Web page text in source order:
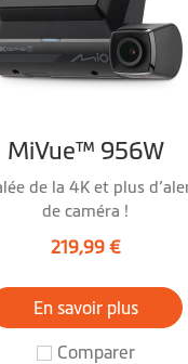
MiVue™ 956W
de la 4K et plus
de caméra !
219,99 €
En savoir plus
Comparer